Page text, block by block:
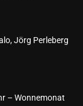
Jörg Perleberg
– Wonnemonat